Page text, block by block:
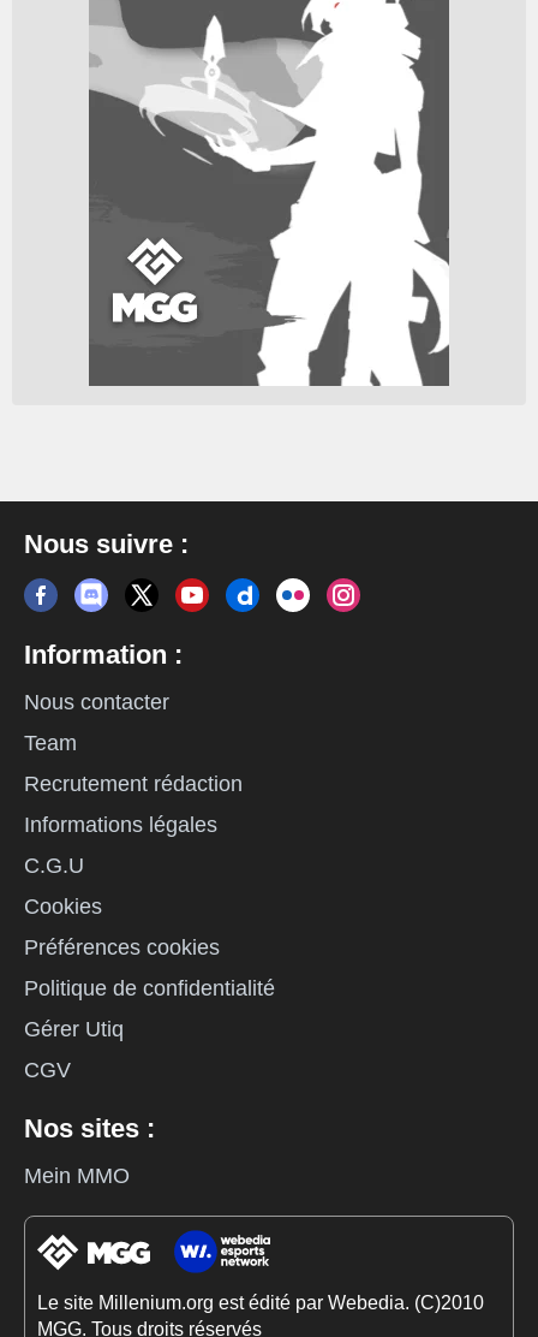
Nous suivre :
Information :
Nous contacter
Team
Recrutement rédaction
Informations légales
C.G.U
Cookies
Préférences cookies
Politique de confidentialité
Gérer Utiq
CGV
Nos sites :
Mein MMO
Le site Millenium.org est édité par Webedia. (C)2010
MGG. Tous droits réservés